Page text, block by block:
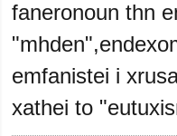
faneronoun thn
emfanistei i
xathei to